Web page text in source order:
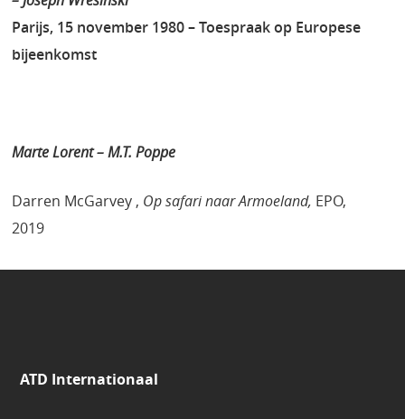
Parijs, 15 november 1980 – Toespraak op Europese
bijeenkomst
Marte Lorent – M.T. Poppe
Darren McGarvey , Op safari naar Armoeland, EPO,
2019
ATD Internationaal